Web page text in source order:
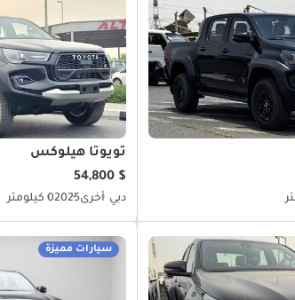
تويوتا هيلوكس
$ 54,800
دبي أخرى20250 كيلومتر
سيارات مميزة